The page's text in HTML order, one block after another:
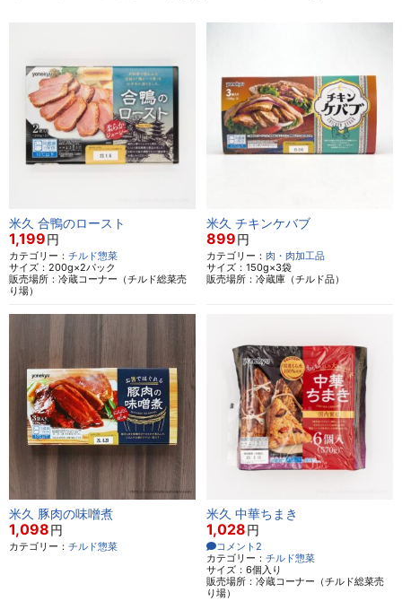
米久 合鴨のロースト
1,199円
カテゴリー： チルド惣菜
サイズ：200g×2パック
販売場所：冷蔵コーナー（チルド総菜売
り場）
米久 チキンケバブ
899円
カテゴリー：肉・肉加工品
サイズ：150g×3袋
販売場所：冷蔵庫（チルド品）
米久 豚肉の味噌煮
1,098円
カテゴリー： チルド惣菜
米久 中華ちまき
1,028円
コメント2
カテゴリー：チルド惣菜
サイズ：6個入り
販売場所：冷蔵コーナー（チルド総菜売
り場）